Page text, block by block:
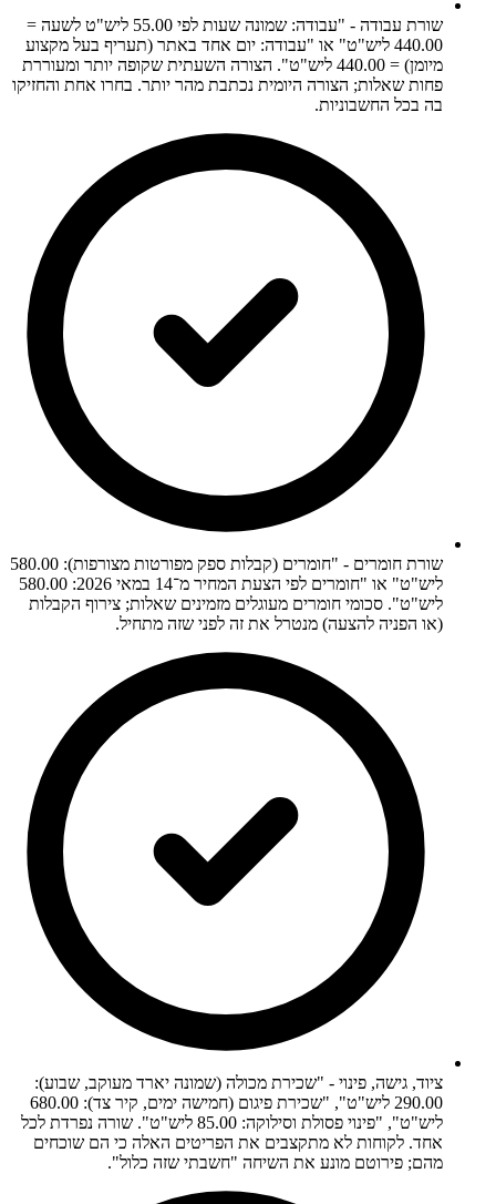
שורת עבודה - "עבודה: שמונה שעות לפי 55.00 ליש"ט לשעה =
440.00 ליש"ט" או "עבודה: יום אחד באתר (תעריף בעל מקצוע
מיומן) = 440.00 ליש"ט". הצורה השעתית שקופה יותר ומעוררת
פחות שאלות; הצורה היומית נכתבת מהר יותר. בחרו אחת והחזיקו
בה בכל החשבוניות.
שורת חומרים - "חומרים (קבלות ספק מפורטות מצורפות): 580.00
ליש"ט" או "חומרים לפי הצעת המחיר מ־14 במאי 2026: 580.00
ליש"ט". סכומי חומרים מעוגלים מזמינים שאלות; צירוף הקבלות
(או הפניה להצעה) מנטרל את זה לפני שזה מתחיל.
ציוד, גישה, פינוי - "שכירת מכולה (שמונה יארד מעוקב, שבוע):
290.00 ליש"ט", "שכירת פיגום (חמישה ימים, קיר צד): 680.00
ליש"ט", "פינוי פסולת וסילוקה: 85.00 ליש"ט". שורה נפרדת לכל
אחד. לקוחות לא מתקצבים את הפריטים האלה כי הם שוכחים
מהם; פירוטם מונע את השיחה "חשבתי שזה כלול".